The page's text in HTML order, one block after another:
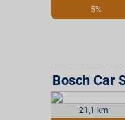
5%
21,1 km
Bosch Car